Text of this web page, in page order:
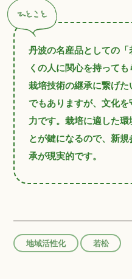
丹波の名産品としての
くの人に関心を持って
栽培技術の継承に繋げ
でもありますが、文化
力です。栽培に適した
とが鍵になるので、新
承が現実的です。
地域活性化 若松